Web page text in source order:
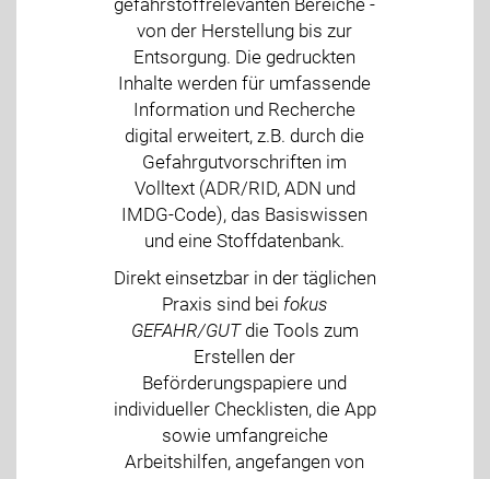
von der Herstellung bis zur
Entsorgung. Die gedruckten
Inhalte werden für umfassende
Information und Recherche
digital erweitert, z.B. durch die
Gefahrgutvorschriften im
Volltext (ADR/RID, ADN und
IMDG-Code), das Basiswissen
und eine Stoffdatenbank.
Direkt einsetzbar in der täglichen
Praxis sind bei fokus
GEFAHR/GUTdie Tools zum
Erstellen der
Beförderungspapiere und
individueller Checklisten, die App
sowie umfangreiche
Arbeitshilfen, angefangen von